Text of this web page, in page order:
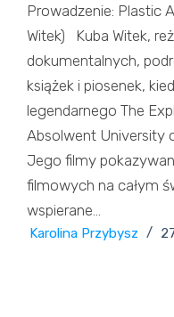
Prowadzenie: Plastic
Witek) Kuba Witek,
dokumentalnych,
książek i piosenek,
legendarnego The
Absolwent University
Jego filmy
filmowych na całym
wspierane…
Karolina Przybysz